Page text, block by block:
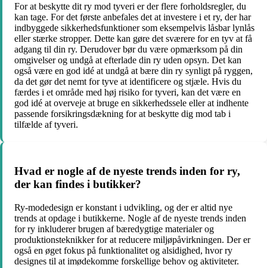
For at beskytte dit ry mod tyveri er der flere forholdsregler, du
kan tage. For det første anbefales det at investere i et ry, der har
indbyggede sikkerhedsfunktioner som eksempelvis låsbar lynlås
eller stærke stropper. Dette kan gøre det sværere for en tyv at få
adgang til din ry. Derudover bør du være opmærksom på din
omgivelser og undgå at efterlade din ry uden opsyn. Det kan
også være en god idé at undgå at bære din ry synligt på ryggen,
da det gør det nemt for tyve at identificere og stjæle. Hvis du
færdes i et område med høj risiko for tyveri, kan det være en
god idé at overveje at bruge en sikkerhedssele eller at indhente
passende forsikringsdækning for at beskytte dig mod tab i
tilfælde af tyveri.
Hvad er nogle af de nyeste trends inden for ry,
der kan findes i butikker?
Ry-modedesign er konstant i udvikling, og der er altid nye
trends at opdage i butikkerne. Nogle af de nyeste trends inden
for ry inkluderer brugen af bæredygtige materialer og
produktionsteknikker for at reducere miljøpåvirkningen. Der er
også en øget fokus på funktionalitet og alsidighed, hvor ry
designes til at imødekomme forskellige behov og aktiviteter.